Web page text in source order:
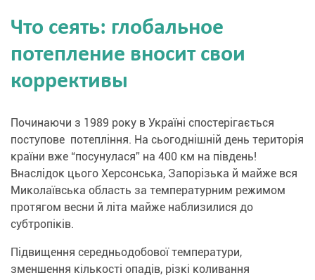
Что сеять: глобальное
потепление вносит свои
коррективы
Починаючи з 1989 року в Україні спостерігається
поступове потепління. На сьогоднішній день територія
країни вже “посунулася” на 400 км на південь!
Внаслідок цього Херсонська, Запорізька й майже вся
Миколаївська область за температурним режимом
протягом весни й літа майже наблизилися до
субтропіків.
Підвищення середньодобової температури,
зменшення кількості опадів, різкі коливання